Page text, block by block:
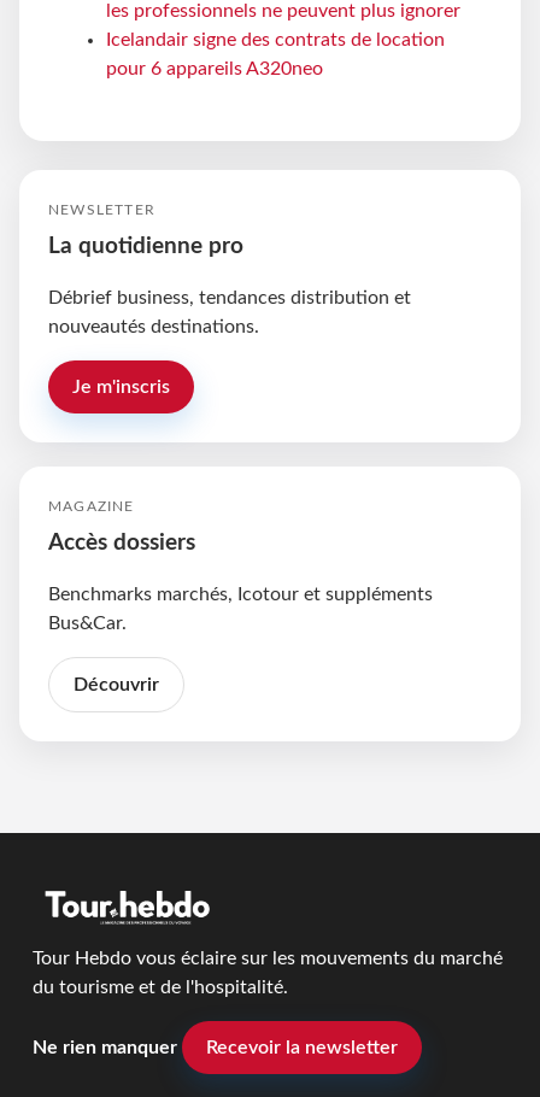
les professionnels ne peuvent plus ignorer
Icelandair signe des contrats de location
pour 6 appareils A320neo
NEWSLETTER
La quotidienne pro
Débrief business, tendances distribution et
nouveautés destinations.
Je m'inscris
MAGAZINE
Accès dossiers
Benchmarks marchés, Icotour et suppléments
Bus&Car.
Découvrir
Tour Hebdo vous éclaire sur les mouvements du marché
du tourisme et de l'hospitalité.
Ne rien manquer Recevoir la newsletter